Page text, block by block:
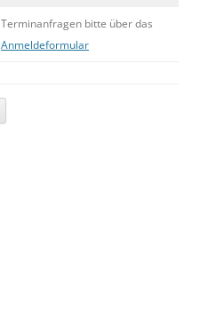
Terminanfragen bitte über das
Anmeldeformular